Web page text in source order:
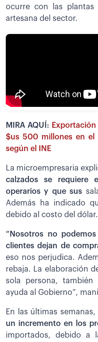
ocurre con las plantas
artesana del sector.
MIRA AQUÍ:
$us 500 millones en el
según el INE
La microempresaria
calzados se requiere
operarios y que sus
Además ha indicado
debido al costo del dólar.
“Nosotros no
clientes dejan de
eso nos perjudica.
rebaja. La elaboración
sola persona, también
ayuda al Gobierno”,
En las últimas semanas,
un incremento en los
importados, debido a